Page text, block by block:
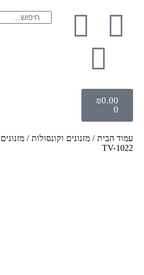
₪0.00
עמוד הבית/ מזנונים וקונסולות/ מזנונים
TV-1022